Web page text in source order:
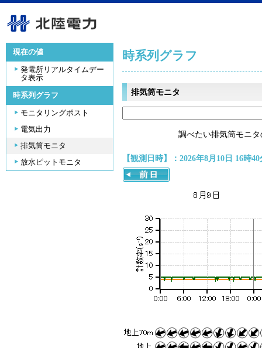
現在の値
発電所リアルタイムデー
タ表示
時系列グラフ
モニタリングポスト
電気出力
排気筒モニタ
放水ピットモニタ
時系列グラフ
排気筒モニタ
調べたい排気筒モニ
【観測日時】：2026年8月10日 16時40